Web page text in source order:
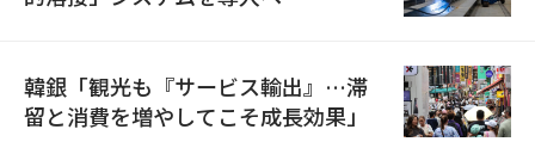
韓銀「観光も『サービス輸出』…滞
留と消費を増やしてこそ成長効果」